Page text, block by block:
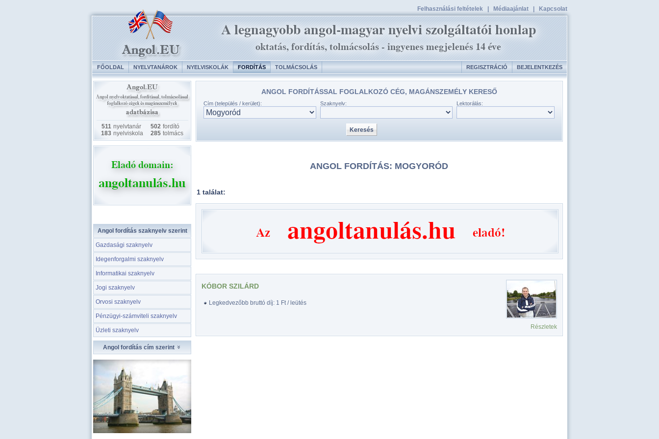
Felhasználási feltételek Médiaajánlat Kapcsolat
FŐOLDAL NYELVTANÁROK NYELVISKOLÁK FORDÍTÁS TOLMÁCSOLÁS REGISZTRÁCIÓ BEJELENTKEZÉS
511 nyelvtanár 502 fordító
183 nyelviskola 285 tolmács
Angol fordítás szaknyelv szerint
Gazdasági szaknyelv
Idegenforgalmi szaknyelv
Informatikai szaknyelv
Jogi szaknyelv
Orvosi szaknyelv
Pénzügyi-számviteli szaknyelv
Üzleti szaknyelv
Angol fordítás cím szerint
ANGOL FORDÍTÁSSAL FOGLALKOZÓ CÉG, MAGÁNSZEMÉLY KERESŐ
Cím (település / kerület): Szaknyelv: Lektorálás:
ANGOL FORDÍTÁS: MOGYORÓD
1 találat:
KÓBOR SZILÁRD
Legkedvezőbb bruttó díj: 1 Ft / leütés
Részletek